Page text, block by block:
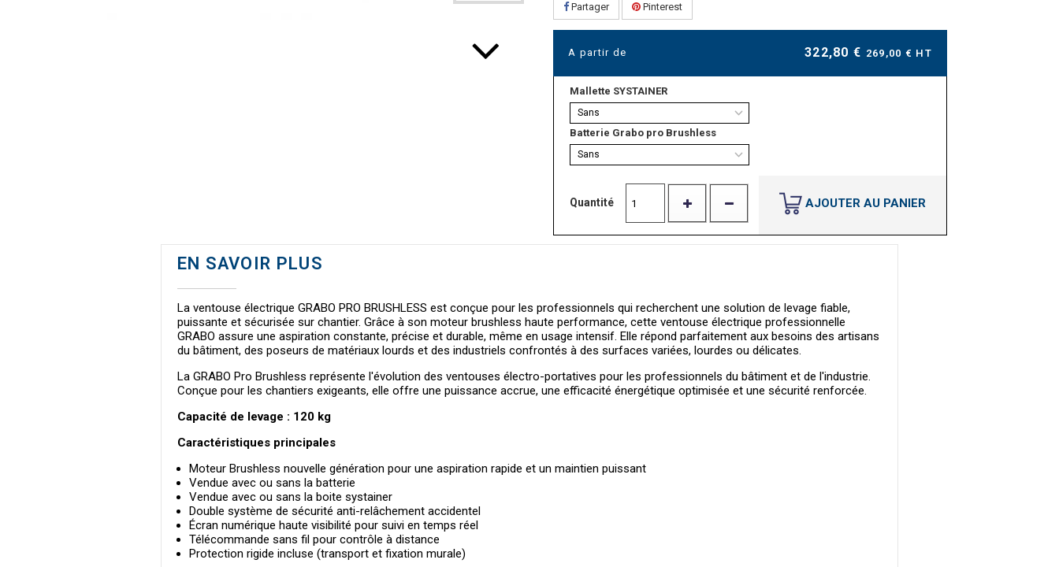
Partager Pinterest
A partir de 322,80 € 269,00 € HT
Mallette SYSTAINER
Sans
Batterie Grabo pro Brushless
Sans
Quantité AJOUTER AU PANIER
EN SAVOIR PLUS
La ventouse électrique GRABO PRO BRUSHLESS est conçue pour les professionnels qui recherchent une solution de levage fiable,
puissante et sécurisée sur chantier. Grâce à son moteur brushless haute performance, cette ventouse électrique professionnelle
GRABO assure une aspiration constante, précise et durable, même en usage intensif. Elle répond parfaitement aux besoins des artisans
du bâtiment, des poseurs de matériaux lourds et des industriels confrontés à des surfaces variées, lourdes ou délicates.
La GRABO Pro Brushless représente l'évolution des ventouses électro-portatives pour les professionnels du bâtiment et de l'industrie.
Conçue pour les chantiers exigeants, elle offre une puissance accrue, une efficacité énergétique optimisée et une sécurité renforcée.
Capacité de levage : 120 kg
Caractéristiques principales
Moteur Brushless nouvelle génération pour une aspiration rapide et un maintien puissant
Vendue avec ou sans la batterie
Vendue avec ou sans la boite systainer
Double système de sécurité anti-relâchement accidentel
Écran numérique haute visibilité pour suivi en temps réel
Télécommande sans fil pour contrôle à distance
Protection rigide incluse (transport et fixation murale)